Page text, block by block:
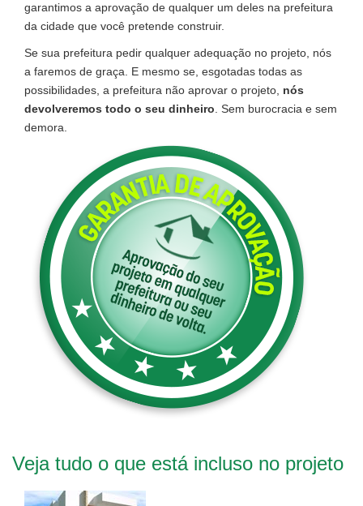
garantimos a aprovação de qualquer um deles na prefeitura
da cidade que você pretende construir.
Se sua prefeitura pedir qualquer adequação no projeto, nós
a faremos de graça. E mesmo se, esgotadas todas as
possibilidades, a prefeitura não aprovar o projeto, nós
devolveremos todo o seu dinheiro. Sem burocracia e sem
demora.
Veja tudo o que está incluso no projeto